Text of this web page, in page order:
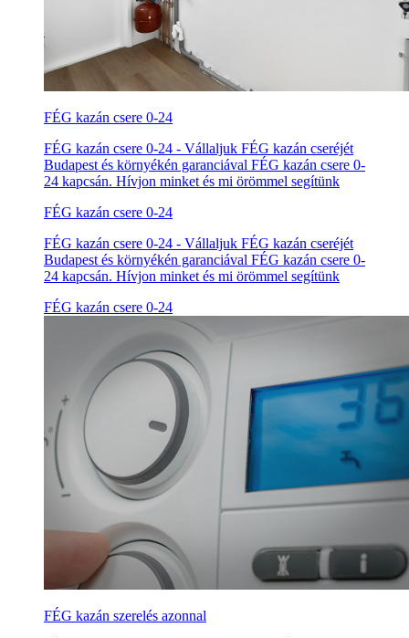
FÉG kazán csere 0-24
FÉG kazán csere 0-24 - Vállaljuk FÉG kazán cseréjét
Budapest és környékén garanciával FÉG kazán csere 0-
24 kapcsán. Hívjon minket és mi örömmel segítünk
FÉG kazán csere 0-24
FÉG kazán csere 0-24 - Vállaljuk FÉG kazán cseréjét
Budapest és környékén garanciával FÉG kazán csere 0-
24 kapcsán. Hívjon minket és mi örömmel segítünk
FÉG kazán csere 0-24
FÉG kazán szerelés azonnal